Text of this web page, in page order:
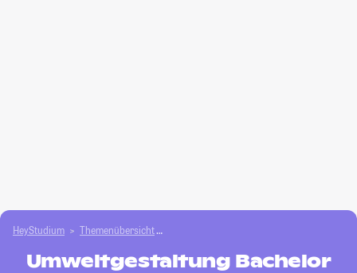
HeyStudium Themenübersicht
Umweltgestaltung Bachelor